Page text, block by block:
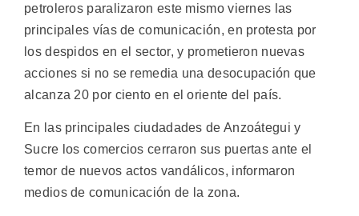
petroleros paralizaron este mismo viernes las
principales vías de comunicación, en protesta por
los despidos en el sector, y prometieron nuevas
acciones si no se remedia una desocupación que
alcanza 20 por ciento en el oriente del país.
En las principales ciudadades de Anzoátegui y
Sucre los comercios cerraron sus puertas ante el
temor de nuevos actos vandálicos, informaron
medios de comunicación de la zona.